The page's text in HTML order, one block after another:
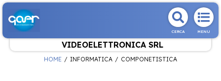
CERCA MENU
VIDEOELETTRONICA SRL
HOME INFORMATICA COMPONETISTICA